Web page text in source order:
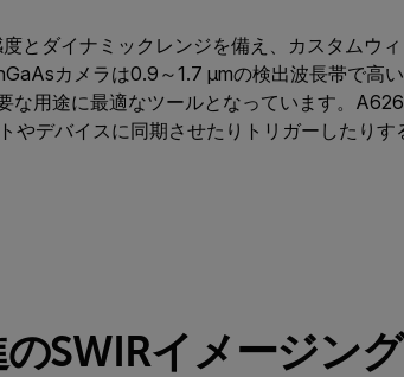
とダイナミックレンジを備え、カスタムウ
カメラは0.9～1.7 µmの検出波長帯で高
な用途に最適なツールとなっています。
やデバイスに同期させたりトリガーしたりす
SWIRイメージング